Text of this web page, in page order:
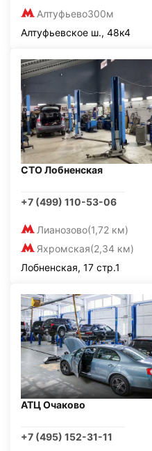
Алтуфьево300м
Алтуфьевское ш., 48к4
СТО Лобненская
+7 (499) 110-53-06
Лианозово(1,72 км)
Яхромская(2,34 км)
Лобненская, 17 стр.1
АТЦ Очаково
+7 (495) 152-31-11